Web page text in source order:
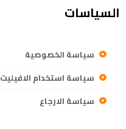
السياسات
سياسة الخصوصية
سياسة استخدام الافيليت
سياسة الارجاع